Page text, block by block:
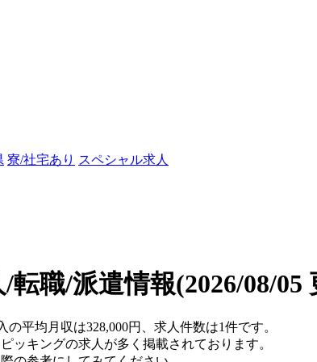
寮/社宅あり スペシャル求人
転職/派遣情報(2026/08/05
平均月収は328,000円、求人件数は1件です。
ッキングの求人が多く掲載されております。